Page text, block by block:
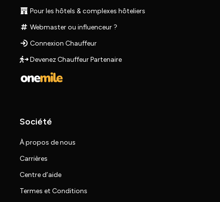
Pour les hôtels & complexes hôteliers
Webmaster ou influenceur ?
Connexion Chauffeur
Devenez Chauffeur Partenaire
Société
À propos de nous
Carrières
Centre d’aide
Termes et Conditions